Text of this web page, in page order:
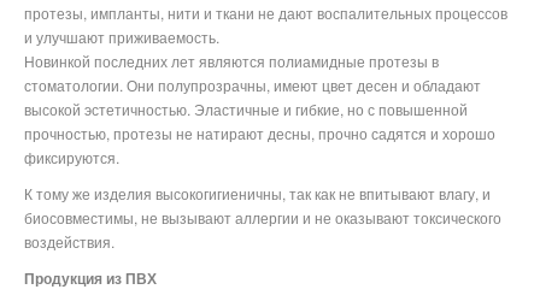
протезы, импланты, нити и ткани не дают воспалительных процессов
и улучшают приживаемость.
Новинкой последних лет являются полиамидные протезы в
стоматологии. Они полупрозрачны, имеют цвет десен и обладают
высокой эстетичностью. Эластичные и гибкие, но с повышенной
прочностью, протезы не натирают десны, прочно садятся и хорошо
фиксируются.
К тому же изделия высокогигиеничны, так как не впитывают влагу, и
биосовместимы, не вызывают аллергии и не оказывают токсического
воздействия.
Продукция из ПВХ